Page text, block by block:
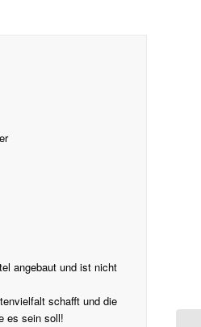
angebaut und ist nicht
schafft und die
es sein soll!